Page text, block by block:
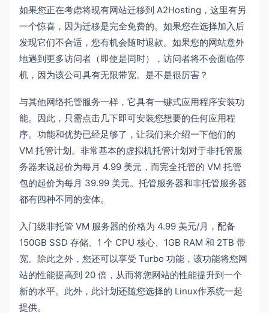
如果您正在考虑将现有网站迁移到 A2Hosting，这里有另
一个惊喜，因为迁移是完全免费的。如果您在选择加入后
发现它们不合适，您有机会随时退款。如果您的网站意外
地遇到更多访问者（即使是同时），访问者将不会面临停
机，因为该公司具有无限带宽。是不是很厉害？
与其他网络托管服务一样，它具有一键式应用程序安装功
能。因此，只需点击几下即可安装您想要的任何应用程
序。功能和优势已经足够了，让我们来介绍一下他们的
VM 托管计划。非常基本的虚拟机托管计划对于非托管服
务器来说起价为每月 4.99 美元，而完全托管的 VM 托管
包的起价为每月 39.99 美元。托管服务器和非托管服务器
都有四种不同的变体。
入门级非托管 VM 服务器的价格为 4.99 美元/月，配备
150GB SSD 存储、1 个 CPU 核心、1GB RAM 和 2TB 带
宽。除此之外，您还可以享受 Turbo 功能，该功能将您网
站的性能提高到 20 倍，从而将您网站的性能提升到一个
新的水平。此外，此计划还随您选择的 Linux作系统一起
提供。